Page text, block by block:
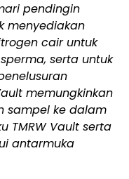
pendingin
menyediakan
cair untuk
serta untuk
memungkinkan
sampel ke dalam
TMRW Vault serta
antarmuka